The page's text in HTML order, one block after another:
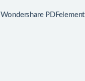
Wondershare PDFelement